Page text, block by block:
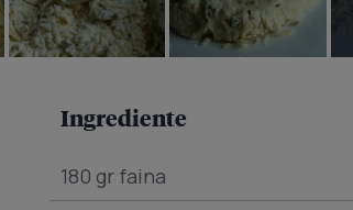
Ingrediente
180 gr faina